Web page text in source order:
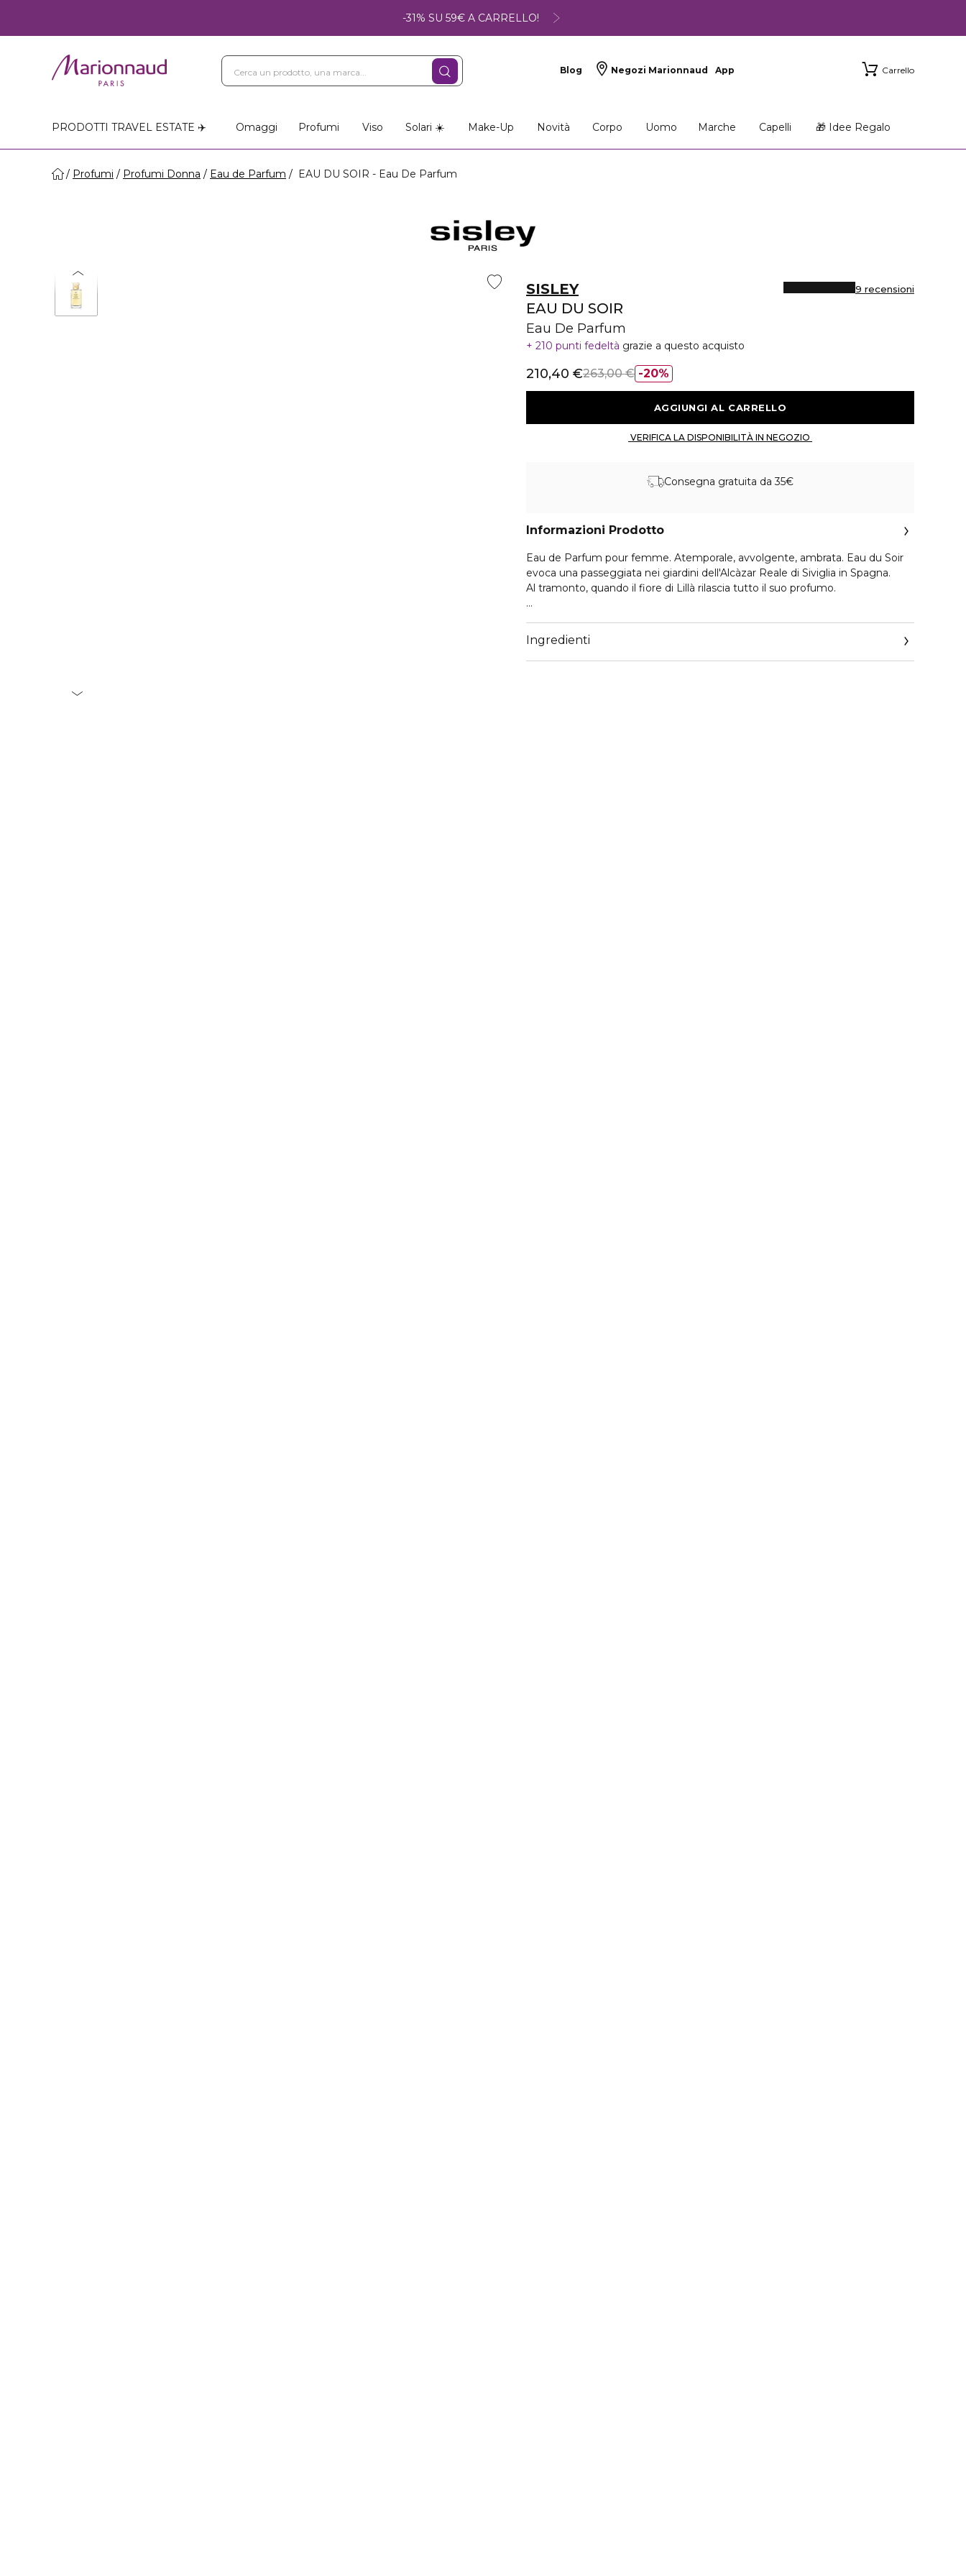
-31% SU 59€ A CARRELLO!
Blog Negozi Marionnaud App Carrello
PRODOTTI TRAVEL ESTATE ✈️ Omaggi Profumi Viso Solari ☀️ Make-Up Novità Corpo Uomo Marche Capelli 🎁 Idee Regalo
Profumi Profumi Donna Eau de Parfum EAU DU SOIR - Eau De Parfum
SISLEY
EAU DU SOIR
Eau De Parfum
9 recensioni
210 punti fedeltà grazie a questo acquisto
20%
210,40 €263,00 €
Consegna gratuita da 35€
Informazioni Prodotto
Eau de Parfum pour femme. Atemporale, avvolgente, ambrata. Eau du Soir
evoca una passeggiata nei giardini dell'Alcàzar Reale di Siviglia in Spagna.
Al tramonto, quando il fiore di Lillà rilascia tutto il suo profumo.
esordio esperidato alla sensualità di un cuore fiorito, esaltati da un elegante
fondo chypré.
Fin dai primi istanti questa fragranza inebria con un tripudio di note succose di
Ingredienti